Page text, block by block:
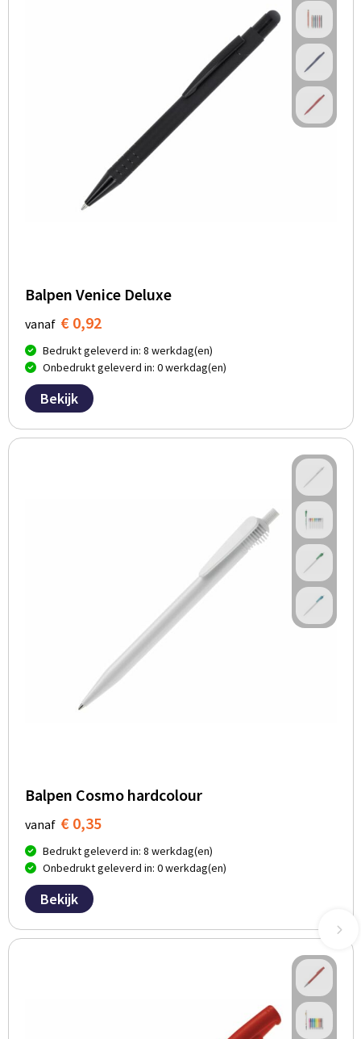
Balpen Venice Deluxe
vanaf € 0,92
Bedrukt geleverd in: 8 werkdag(en)
Onbedrukt geleverd in: 0 werkdag(en)
Bekijk
Balpen Cosmo hardcolour
vanaf € 0,35
Bedrukt geleverd in: 8 werkdag(en)
Onbedrukt geleverd in: 0 werkdag(en)
Bekijk